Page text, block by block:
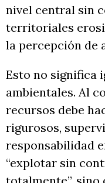
nivel central sin
territoriales
la percepción de
Esto no significa
ambientales. Al
recursos debe
rigurosos,
responsabilidad
“explotar sin